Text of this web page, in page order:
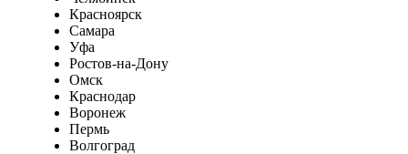
Красноярск
Самара
Уфа
Ростов-на-Дону
Омск
Краснодар
Воронеж
Пермь
Волгоград